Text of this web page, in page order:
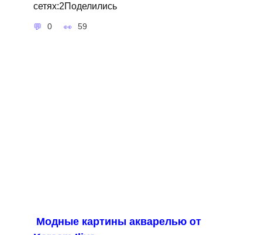
сетях:2Поделились
0 59
Модные картины акварелью от